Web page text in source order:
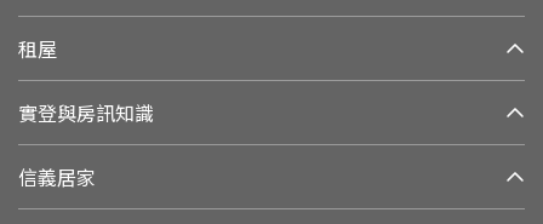
租屋
實登與房訊知識
信義居家